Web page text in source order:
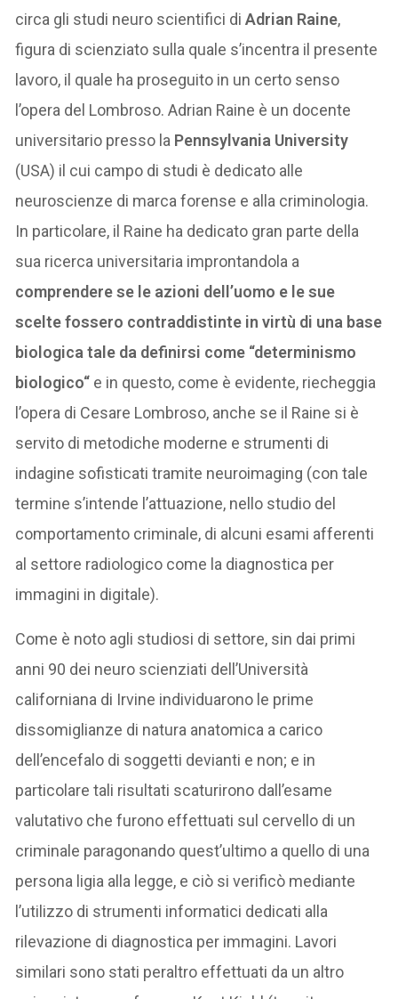
circa gli studi neuro scientifici diAdrian Raine,
figura di scienziato sulla quale s’incentra il presente
lavoro, il quale ha proseguito in un certo senso
l’opera del Lombroso. Adrian Raine è un docente
universitario presso la Pennsylvania University
(USA) il cui campo di studi è dedicato alle
neuroscienze di marca forense e alla criminologia.
In particolare, il Raine ha dedicato gran parte della
sua ricerca universitaria improntandola a
comprendere se le azioni dell’uomo e le sue
scelte fossero contraddistinte in virtù di una base
biologica tale da definirsi come “determinismo
biologico“ e in questo, come è evidente, riecheggia
l’opera di Cesare Lombroso, anche se il Raine si è
servito di metodiche moderne e strumenti di
indagine sofisticati tramite neuroimaging (con tale
termine s’intende l’attuazione, nello studio del
comportamento criminale, di alcuni esami afferenti
al settore radiologico come la diagnostica per
immagini in digitale).
Come è noto agli studiosi di settore, sin dai primi
anni 90 dei neuro scienziati dell’Università
californiana di Irvine individuarono le prime
dissomiglianze di natura anatomica a carico
dell’encefalo di soggetti devianti e non; e in
particolare tali risultati scaturirono dall’esame
valutativo che furono effettuati sul cervello di un
criminale paragonando quest’ultimo a quello di una
persona ligia alla legge, e ciò si verificò mediante
l’utilizzo di strumenti informatici dedicati alla
rilevazione di diagnostica per immagini. Lavori
similari sono stati peraltro effettuati da un altro